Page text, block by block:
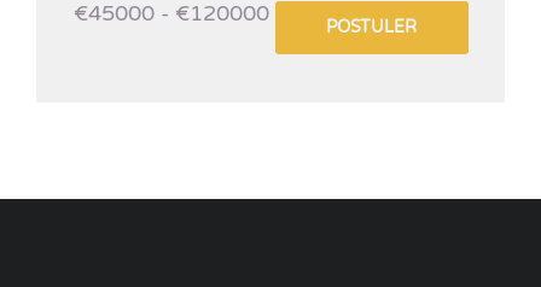
€45000 - €120000
POSTULER